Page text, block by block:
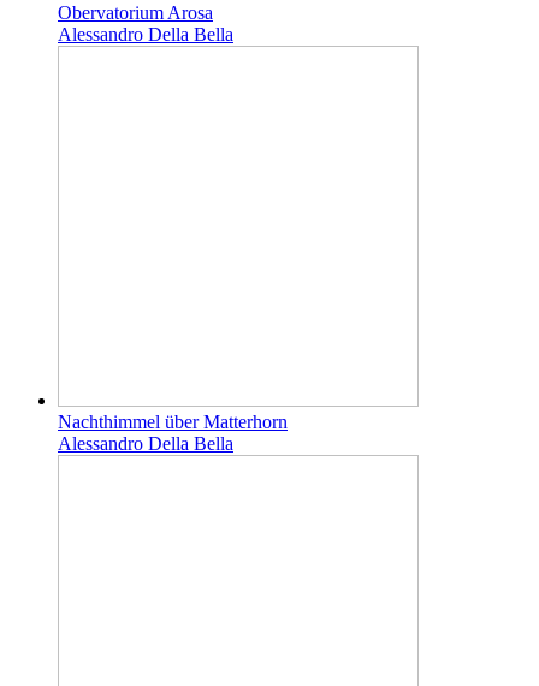
Obervatorium Arosa
Alessandro Della Bella
Nachthimmel über Matterhorn
Alessandro Della Bella